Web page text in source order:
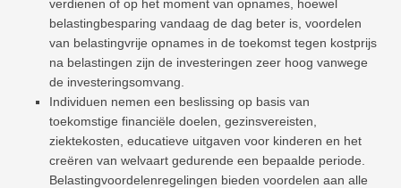
verdienen of op het moment van opnames, hoewel
belastingbesparing vandaag de dag beter is, voordelen
van belastingvrije opnames in de toekomst tegen kostprijs
na belastingen zijn de investeringen zeer hoog vanwege
de investeringsomvang.
Individuen nemen een beslissing op basis van
toekomstige financiële doelen, gezinsvereisten,
ziektekosten, educatieve uitgaven voor kinderen en het
creëren van welvaart gedurende een bepaalde periode.
Belastingvoordelenregelingen bieden voordelen aan alle